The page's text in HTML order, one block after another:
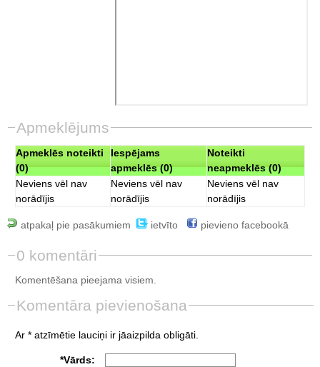
Apmeklējums
Apmeklēs noteikti
(0)
Iespējams
apmeklēs (0)
Noteikti
neapmeklēs (0)
Neviens vēl nav
norādījis
Neviens vēl nav
norādījis
Neviens vēl nav
norādījis
atpakaļ pie pasākumiem ietvīto pievieno facebookā
0 komentāri
Komentēšana pieejama visiem.
Komentāra pievienošana
Ar * atzīmētie lauciņi ir jāaizpilda obligāti.
*Vārds: